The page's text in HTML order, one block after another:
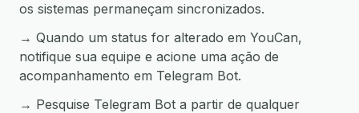
os sistemas permaneçam sincronizados.
→ Quando um status for alterado em YouCan,
notifique sua equipe e acione uma ação de
acompanhamento em Telegram Bot.
→ Pesquise Telegram Bot a partir de qualquer